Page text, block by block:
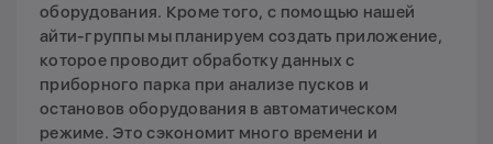
оборудования. Кроме того, с помощью нашей
айти-группы мы планируем создать приложение,
которое проводит обработку данных с
приборного парка при анализе пусков и
остановов оборудования в автоматическом
режиме. Это сэкономит много времени и